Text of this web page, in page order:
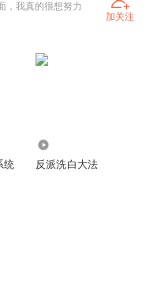
，我真的很想努力
加关注
统 反派洗白大法